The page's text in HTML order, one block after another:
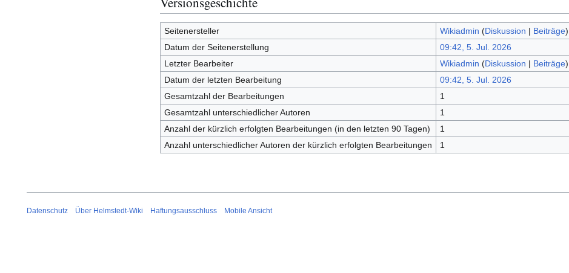
Seitenersteller Wikiadmin (Diskussion | Beiträge)
Datum der Seitenerstellung
09:42, 5. Jul. 2026
Letzter Bearbeiter
Wikiadmin (Diskussion | Beiträge)
Datum der letzten Bearbeitung
09:42, 5. Jul. 2026
Gesamtzahl der Bearbeitungen
1
Gesamtzahl unterschiedlicher Autoren
1
Anzahl der kürzlich erfolgten Bearbeitungen (in den letzten 90 Tagen)
1
Anzahl unterschiedlicher Autoren der kürzlich erfolgten Bearbeitungen
1
Datenschutz Über Helmstedt-Wiki Haftungsausschluss Mobile Ansicht